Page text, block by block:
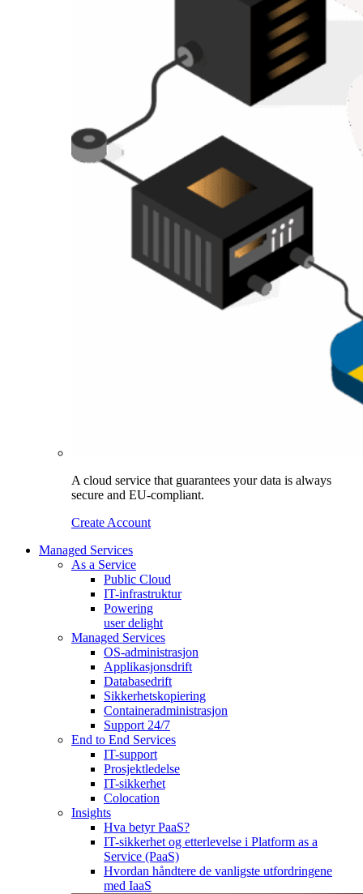
A cloud service that guarantees your data is always
secure and EU-compliant.
Create Account
Managed Services
As a Service
Public Cloud
IT-infrastruktur
Powering
user delight
Managed Services
OS‑administrasjon
Applikasjonsdrift
Databasedrift
Sikkerhetskopiering
Containeradministrasjon
Support 24/7
End to End Services
IT-support
Prosjektledelse
IT-sikkerhet
Colocation
Insights
Hva betyr PaaS?
IT-sikkerhet og etterlevelse i Platform as a
Service (PaaS)
Hvordan håndtere de vanligste utfordringene
med IaaS